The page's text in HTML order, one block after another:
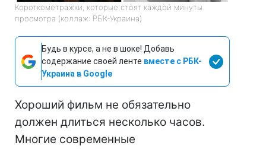
Короткометражки, которые стоят каждой минуты
просмотра (коллаж: РБК-Украина)
Будь в курсе, а не в шоке! Добавь
содержание своей ленте вместе с РБК-
Украина в Google
Хороший фильм не обязательно
должен длиться несколько часов.
Многие современные